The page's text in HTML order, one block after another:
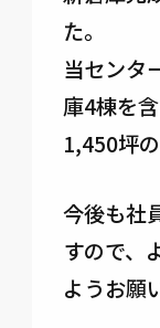
た。
当センタ
庫4棟を
1,450坪
今後も社
すので、
ようお願